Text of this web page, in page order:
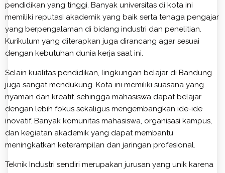
pendidikan yang tinggi. Banyak universitas di kota ini
memiliki reputasi akademik yang baik serta tenaga pengajar
yang berpengalaman di bidang industri dan penelitian.
Kurikulum yang diterapkan juga dirancang agar sesuai
dengan kebutuhan dunia kerja saat ini.
Selain kualitas pendidikan, lingkungan belajar di Bandung
juga sangat mendukung. Kota ini memiliki suasana yang
nyaman dan kreatif, sehingga mahasiswa dapat belajar
dengan lebih fokus sekaligus mengembangkan ide-ide
inovatif. Banyak komunitas mahasiswa, organisasi kampus,
dan kegiatan akademik yang dapat membantu
meningkatkan keterampilan dan jaringan profesional.
Teknik Industri sendiri merupakan jurusan yang unik karena